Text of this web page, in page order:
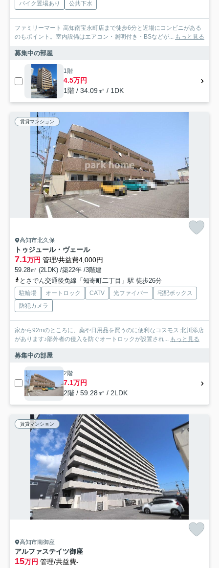
バイク置場あり
公共下水
ファミリーマート 高知南宝永町店まで徒歩6分と近場にコンビニがある
のもポイント。室内設備はエアコン・照明付き・BSなどが... もっと見る
募集中の部屋
1階
4.5万円
1階 / 34.09㎡ / 1DK
賃貸マンション
高知市北久保
トゥジュール・ヴェール
7.1万円 管理/共益費4,000円
59.28㎡ (2LDK) /築22年 /3階建
とさでん交通後免線「知寄町二丁目」駅 徒歩26分
駐輪場 オートロック CATV 光ファイバー
宅配ボックス
防犯カメラ
家から92mのところに、薬や日用品を買うのに便利なコスモス 北川添店
があります♪部外者の侵入を防ぐオートロックが設置され...
もっと見る
募集中の部屋
2階
7.1万円
2階 / 59.28㎡ / 2LDK
賃貸マンション
高知市南御座
アルファステイツ御座
15万円 管理/共益費-